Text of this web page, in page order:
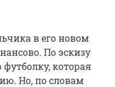
в его новом
По эскизу
которая
Но, по словам